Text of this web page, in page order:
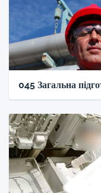
045 Загальна